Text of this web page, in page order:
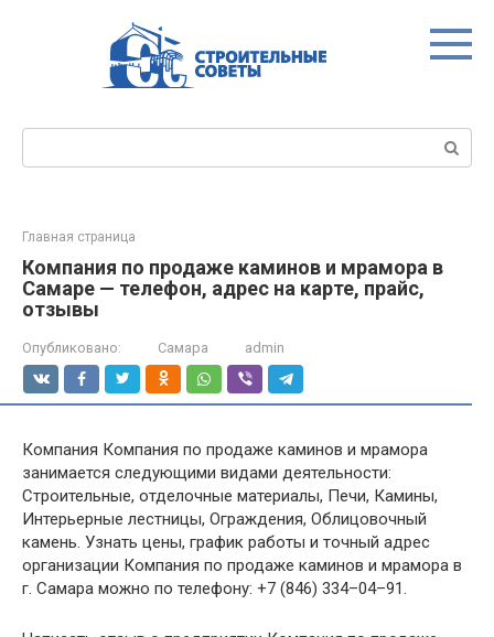
Главная страница
Компания по продаже каминов и мрамора в
Самаре — телефон, адрес на карте, прайс,
отзывы
Опубликовано: Самара admin
Компания Компания по продаже каминов и мрамора
занимается следующими видами деятельности:
Строительные, отделочные материалы, Печи, Камины,
Интерьерные лестницы, Ограждения, Облицовочный
камень. Узнать цены, график работы и точный адрес
организации Компания по продаже каминов и мрамора в
г. Самара можно по телефону: +7 (846) 334–04–91.